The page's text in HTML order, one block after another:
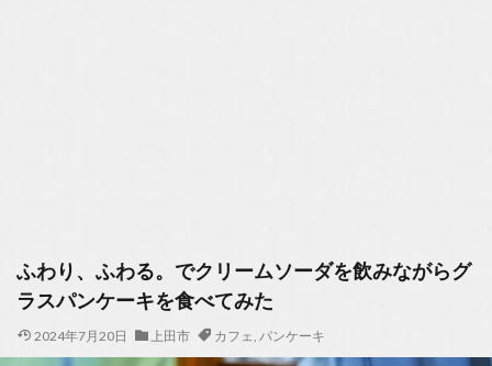
ふわり、ふわる。でクリームソーダを飲みながらグ
ラスパンケーキを食べてみた
2024年7月20日 上田市 カフェ, パンケーキ